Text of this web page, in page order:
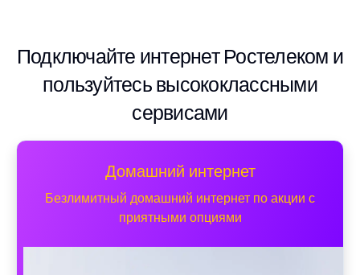
Подключайте интернет Ростелеком и
пользуйтесь высококлассными
сервисами
Домашний интернет
Безлимитный домашний интернет по акции с
приятными опциями